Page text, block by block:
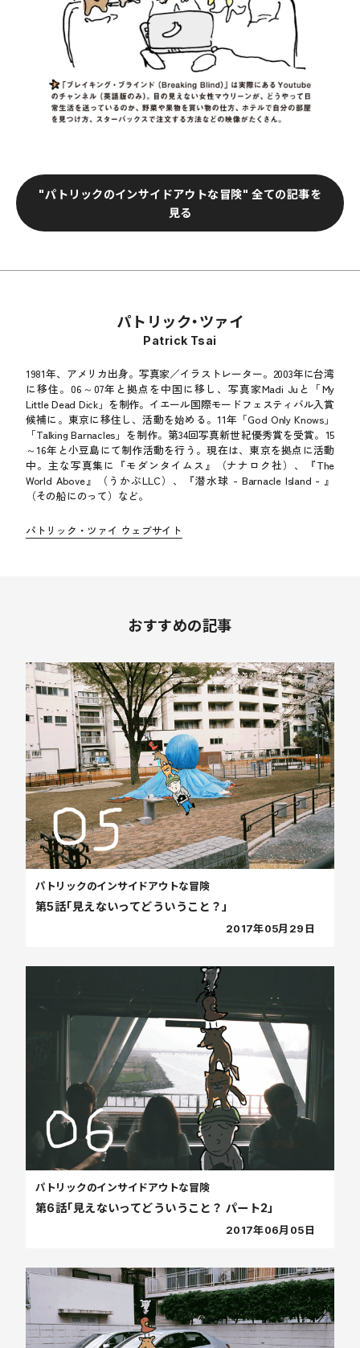
"パトリックのインサイドアウトな冒険" 全ての記事を
見る
パトリック・ツァイ
Patrick Tsai
1981年、アメリカ出身。写真家／イラストレーター。2003年に台湾
に移住。06～07年と拠点を中国に移し、写真家Madi Juと「My
Little Dead Dick」を制作。イエール国際モードフェスティバル入賞
候補に。東京に移住し、活動を始める。11年「God Only Knows」
「Talking Barnacles」を制作。第34回写真新世紀優秀賞を受賞。15
～16年と小豆島にて制作活動を行う。現在は、東京を拠点に活動
中。主な写真集に『モダンタイムス』（ナナロク社）、『The
World Above』（うかぶLLC）、『潜水球 - Barnacle Island - 』
（その船にのって）など。
パトリック・ツァイ ウェブサイト
おすすめの記事
第5話「見えないってどういうこと？」
パトリックのインサイドアウトな冒険
2017年05月29日
第6話「見えないってどういうこと？ パート2」
パトリックのインサイドアウトな冒険
2017年06月05日